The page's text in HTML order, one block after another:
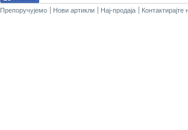
Препоручујемо Нови артикли Нај-продаја Контактирајте